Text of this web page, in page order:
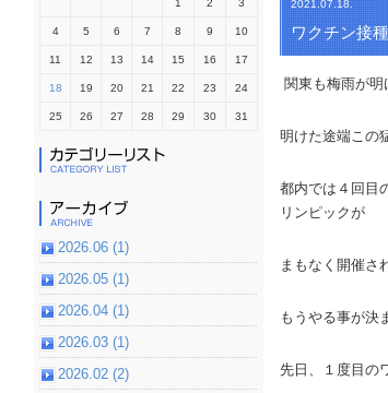
2021.07.18.
ワクチン接種
関東も梅雨が
明けた途端この
都内では４回目
リンピックが
まもなく開催さ
もうやる事が決
先日、１度目の
1 2 3
4 5 6 7 8 9 10
11 12 13 14 15 16 17
18 19 20 21 22 23 24
25 26 27 28 29 30 31
2026.06 (1)
2026.05 (1)
2026.04 (1)
2026.03 (1)
2026.02 (2)